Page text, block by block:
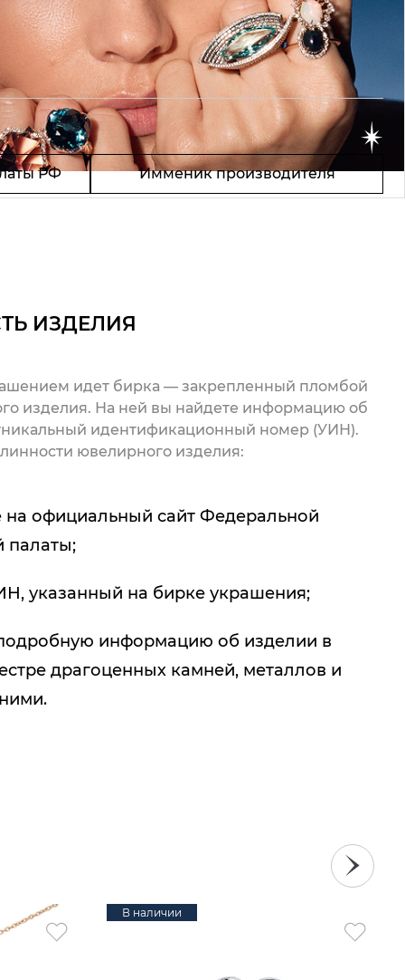
РФ Имменик производителя
ИЗДЕЛИЯ
идет бирка — закрепленный пломбой
изделия. На ней вы найдете информацию об
идентификационный номер (УИН).
ювелирного изделия:
на официальный сайт Федеральной
палаты;
указанный на бирке украшения;
информацию об изделии в
драгоценных камней, металлов и
В наличии